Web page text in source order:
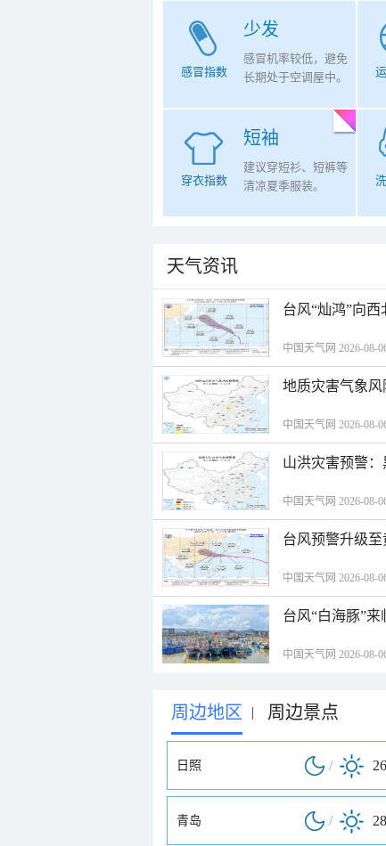
少发
感冒指数
感冒机率较低，避免
长期处于空调屋中。
短袖
穿衣指数
建议穿短衫、短裤等
清凉夏季服装。
天气资讯
台风“灿鸿”向
中国天气网 2026-08-
地质灾害气象
中国天气网 2026-08-
山洪灾害预警
中国天气网 2026-08-
台风预警升级
中国天气网 2026-08-
台风“白海豚”
中国天气网 2026-08-
周边地区 | 周边景点
日照 /
青岛 /